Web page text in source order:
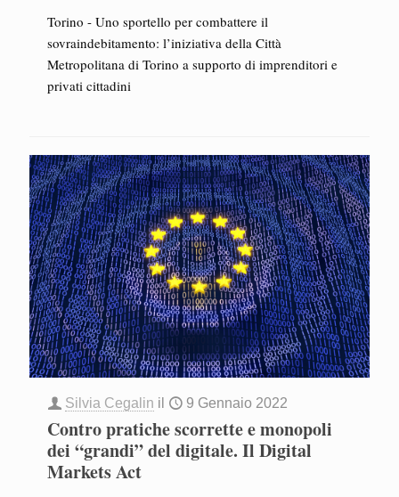
Torino - Uno sportello per combattere il
sovraindebitamento: l’iniziativa della Città
Metropolitana di Torino a supporto di imprenditori e
privati cittadini
Silvia Cegalin il 9 Gennaio 2022
Contro pratiche scorrette e monopoli
dei “grandi” del digitale. Il Digital
Markets Act